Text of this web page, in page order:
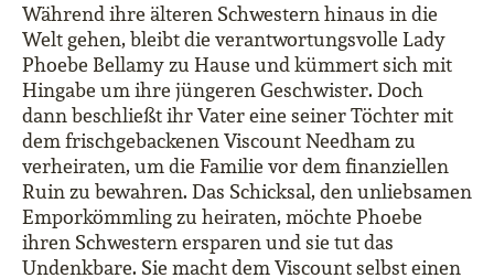
Während ihre älteren Schwestern hinaus in die
Welt gehen, bleibt die verantwortungsvolle Lady
Phoebe Bellamy zu Hause und kümmert sich mit
Hingabe um ihre jüngeren Geschwister. Doch
dann beschließt ihr Vater eine seiner Töchter mit
dem frischgebackenen Viscount Needham zu
verheiraten, um die Familie vor dem finanziellen
Ruin zu bewahren. Das Schicksal, den unliebsamen
Emporkömmling zu heiraten, möchte Phoebe
ihren Schwestern ersparen und sie tut das
Undenkbare. Sie macht dem Viscount selbst einen